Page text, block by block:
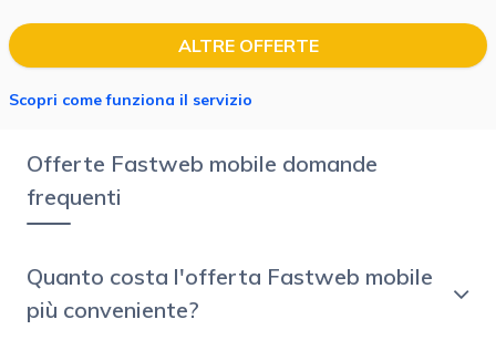
ALTRE OFFERTE
Scopri come funziona il servizio
Offerte Fastweb mobile domande
frequenti
Quanto costa l'offerta Fastweb mobile
più conveniente?